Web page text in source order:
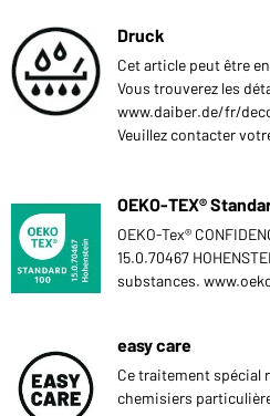
Druck
Cet article peut être
Vous trouverez les
www.daiber.de/fr/
Veuillez contacter
OEKO-TEX®
OEKO-Tex®
15.0.70467
substances.
easy care
Ce traitement spécial
chemisiers